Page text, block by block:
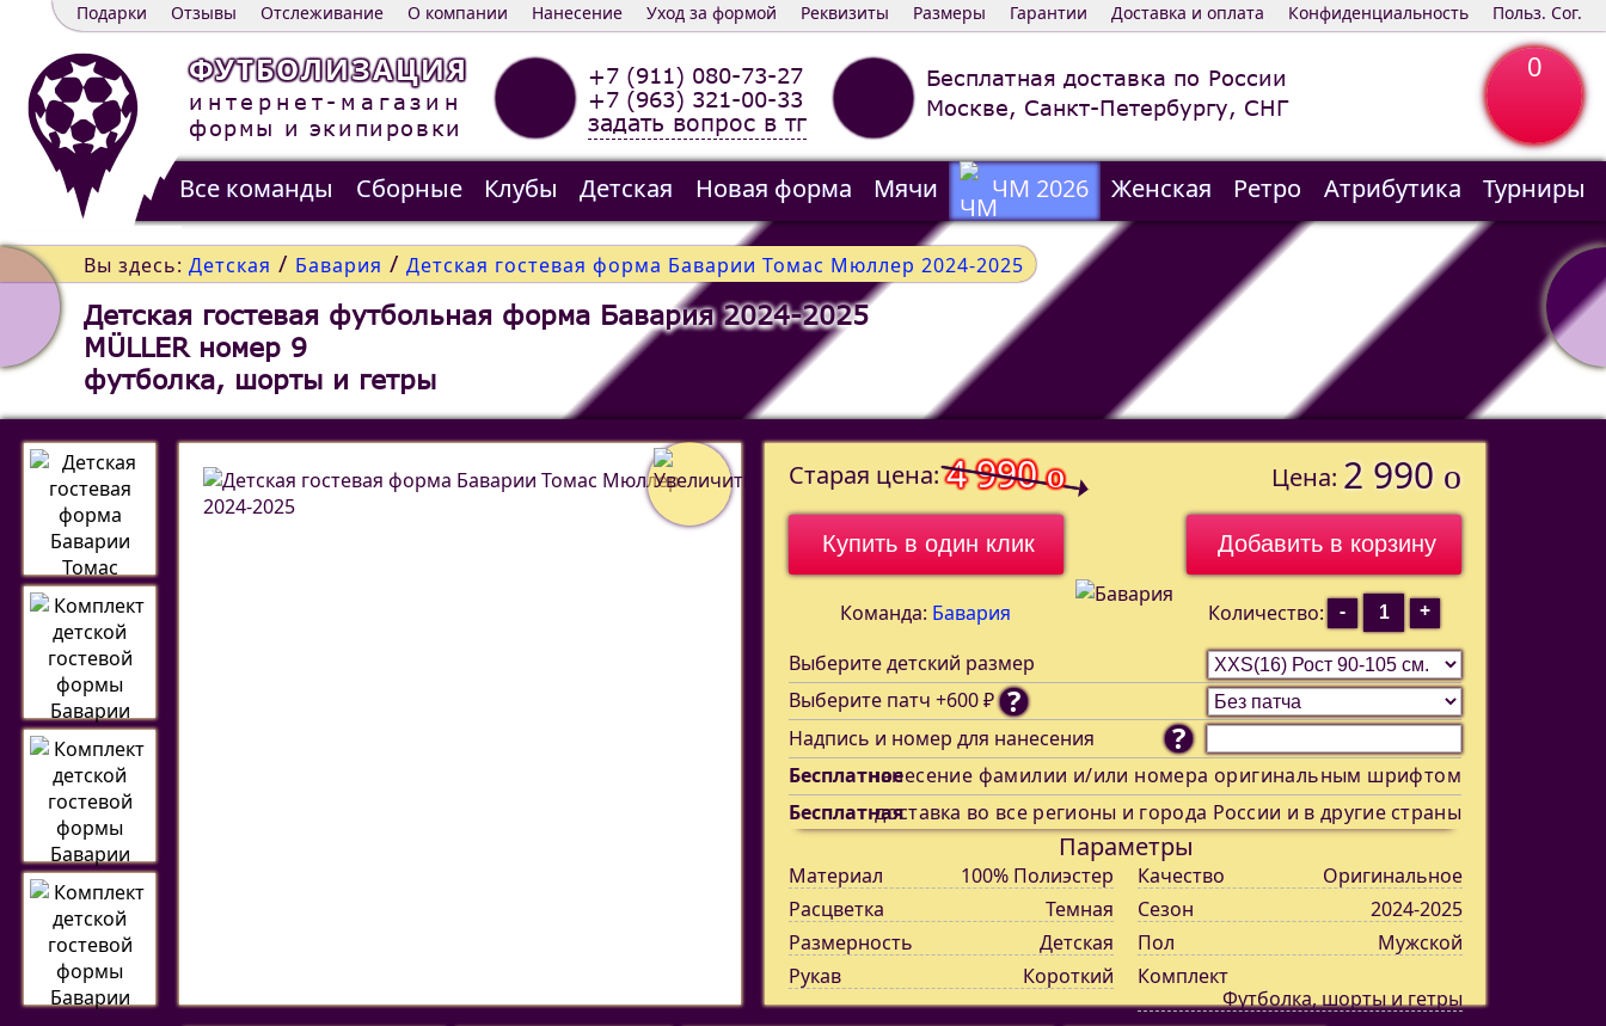
Польз. Сог.
Конфиденциальность
Доставка и оплата
Гарантии
Размеры
Реквизиты
Уход за формой
Нанесение
О компании
Отслеживание
Отзывы
Подарки
ФУТБОЛИЗАЦИЯ
интернет-магазин
формы и экипировки
+7 (911) 080-73-27
+7 (963) 321-00-33
задать вопрос в тг
Бесплатная доставка по России
Москве, Санкт-Петербургу, СНГ
Все команды Сборные Клубы Детская Новая форма Мячи ЧМ 2026 Женская Ретро Атрибутика
Турниры
Распродажа
Контакты
Вы здесь: Детская / Бавария / Детская гостевая форма Баварии Томас Мюллер 2024-2025
Детская гостевая футбольная форма Бавария 2024-2025
MÜLLER номер 9
футболка, шорты и гетры
Старая цена: 4 990o Цена: 2 990 o
Купить в один клик
Команда: Бавария Количество: -
+
Выберите детский размер
?
Выберите патч +600 ₽
Надпись и номер для нанесения
?
Бесплатноенанесение фамилии и/или номера оригинальным шрифтом
Бесплатнаядоставка во все регионы и города России и в другие страны
Параметры
Материал 100% Полиэстер Качество
Оригинальное
Расцветка
Темная Сезон
2024-2025
Размерность
Детская Пол
Мужской
Рукав
Короткий
Комплект
Футболка, шорты и гетры
0